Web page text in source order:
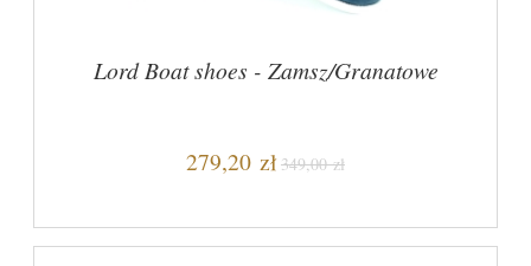
Lord Boat shoes - Zamsz/Granatowe
279,20 zł 349,00 zł